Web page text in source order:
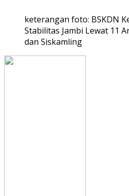
keterangan foto: BSKDN
Stabilitas Jambi Lewat 11
dan Siskamling